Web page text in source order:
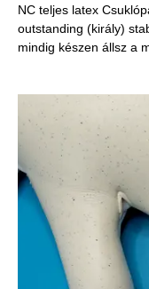
NC teljes latex
outstanding (király)
mindig készen állsz a